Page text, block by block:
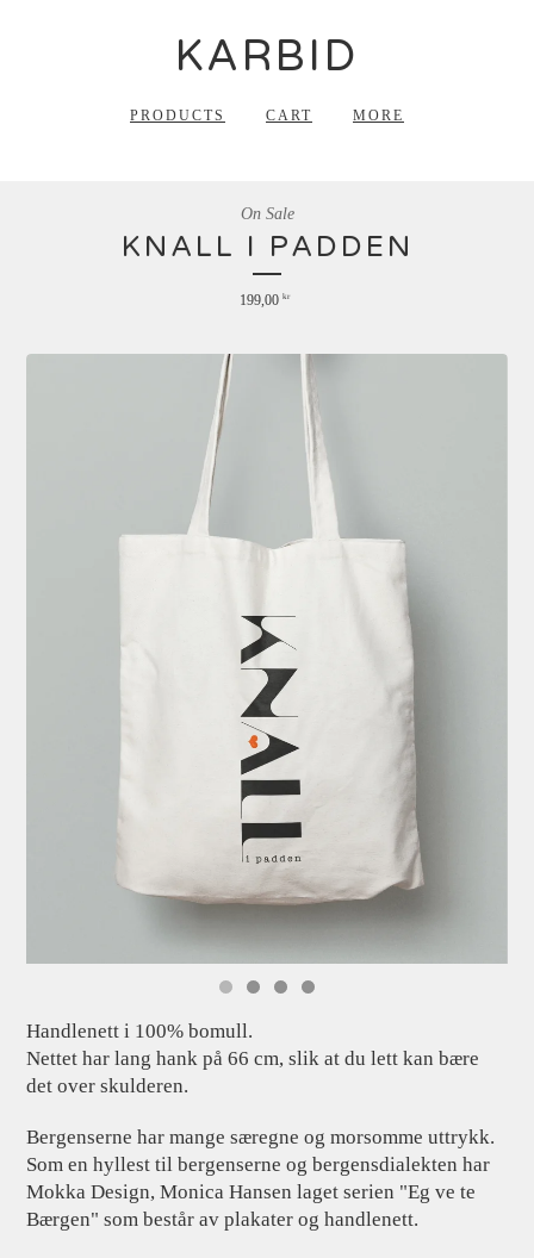
KARBID
PRODUCTS CART MORE
KNALL I PADDEN
199,00 kr
On Sale
Handlenett i 100% bomull.
Nettet har lang hank på 66 cm, slik at du lett kan bære
det over skulderen.
Bergenserne har mange særegne og morsomme uttrykk.
Som en hyllest til bergenserne og bergensdialekten har
Mokka Design, Monica Hansen laget serien "Eg ve te
Bærgen" som består av plakater og handlenett.